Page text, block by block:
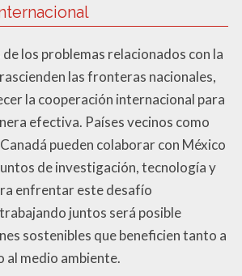
los problemas relacionados con la
las fronteras nacionales,
la cooperación internacional para
efectiva. Países vecinos como
pueden colaborar con México
de investigación, tecnología y
enfrentar este desafío
juntos será posible
sostenibles que beneficien tanto a
al medio ambiente.